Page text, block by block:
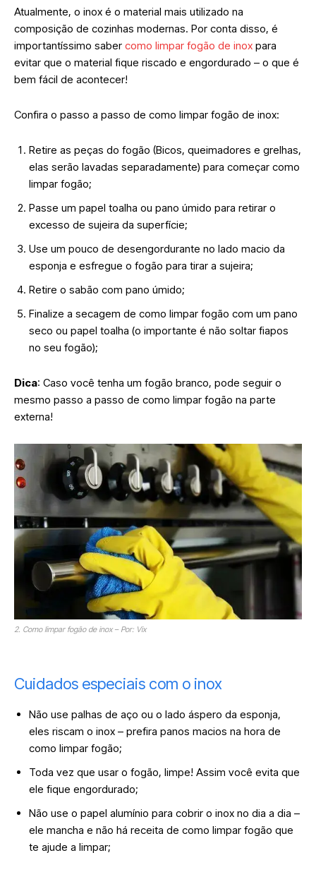
Atualmente, o inox é o material mais utilizado na
composição de cozinhas modernas. Por conta disso, é
importantíssimo saber como limpar fogão de inox para
evitar que o material fique riscado e engordurado – o que é
bem fácil de acontecer!
Confira o passo a passo de como limpar fogão de inox:
Retire as peças do fogão (Bicos, queimadores e grelhas,
elas serão lavadas separadamente) para começar como
limpar fogão;
Passe um papel toalha ou pano úmido para retirar o
excesso de sujeira da superfície;
Use um pouco de desengordurante no lado macio da
esponja e esfregue o fogão para tirar a sujeira;
Retire o sabão com pano úmido;
Finalize a secagem de como limpar fogão com um pano
seco ou papel toalha (o importante é não soltar fiapos
no seu fogão);
Dica: Caso você tenha um fogão branco, pode seguir o
mesmo passo a passo de como limpar fogão na parte
externa!
2. Como limpar fogão de inox – Por: Vix
Cuidados especiais com o inox
Não use palhas de aço ou o lado áspero da esponja,
eles riscam o inox – prefira panos macios na hora de
como limpar fogão;
Toda vez que usar o fogão, limpe! Assim você evita que
ele fique engordurado;
Não use o papel alumínio para cobrir o inox no dia a dia –
ele mancha e não há receita de como limpar fogão que
te ajude a limpar;